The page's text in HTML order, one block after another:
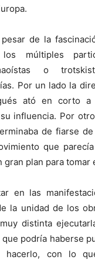
de la
múltiples
o
Por un lado la
ató en corto
influencia. Por
de fiarse
que
gran plan para tomar
en las
la unidad de los
distinta
podría haberse
hacerlo, con lo